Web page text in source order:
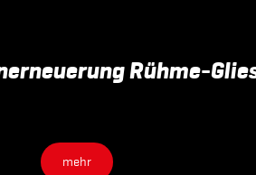
Rühme-
mehr